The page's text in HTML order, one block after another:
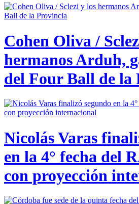
Cohen Oliva /
hermanos Arduh,
del Four Ball de la
Nicolás Varas
en la 4° fecha del
con proyección